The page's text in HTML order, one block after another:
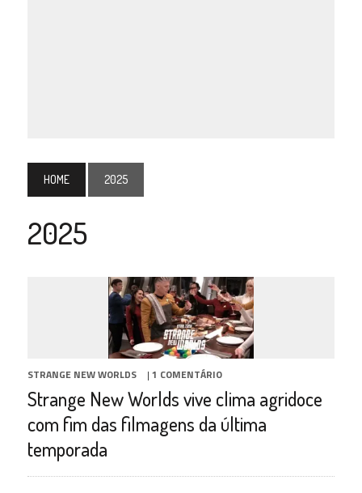
HOME 2025
2025
STRANGE NEW WORLDS | 1 COMENTÁRIO
Strange New Worlds vive clima agridoce
com fim das filmagens da última
temporada